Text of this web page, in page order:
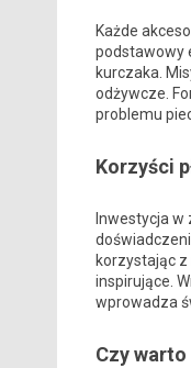
Każde
podstawowy
kurczaka.
odżywcze.
problemu
Korzyści
Inwestycja
korzystając
inspirujące.
wprowadza
Czy